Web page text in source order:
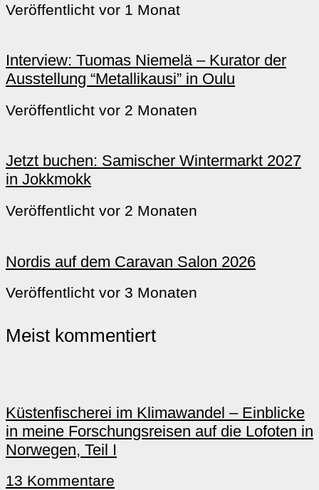
Veröffentlicht vor 1 Monat
Interview: Tuomas Niemelä – Kurator der
Ausstellung “Metallikausi” in Oulu
Veröffentlicht vor 2 Monaten
Jetzt buchen: Samischer Wintermarkt 2027
in Jokkmokk
Veröffentlicht vor 2 Monaten
Nordis auf dem Caravan Salon 2026
Veröffentlicht vor 3 Monaten
Meist kommentiert
Küstenfischerei im Klimawandel – Einblicke
in meine Forschungsreisen auf die Lofoten in
Norwegen, Teil I
13 Kommentare